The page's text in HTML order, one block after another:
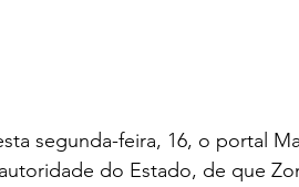
segunda-feira, 16, o portal
do Estado, de que